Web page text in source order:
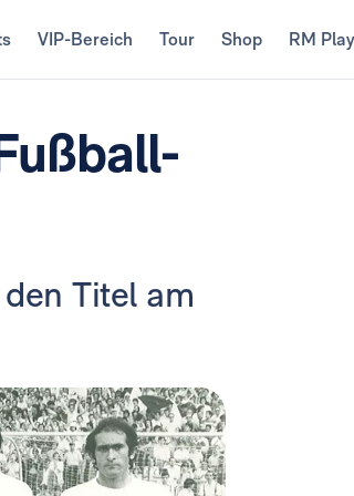
VIP-Bereich Tour Shop RM Play
Titel am